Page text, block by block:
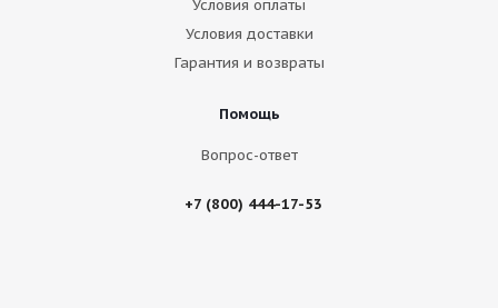
Условия оплаты
Условия доставки
Гарантия и возвраты
Помощь
Вопрос-ответ
+7 (800) 444-17-53